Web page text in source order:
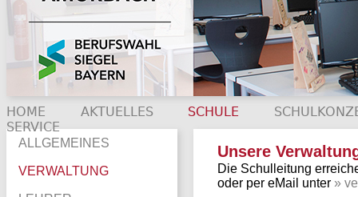
HOME AKTUELLES SCHULE
SERVICE
ALLGEMEINES
VERWALTUNG
Unsere
Die Schulleitung
oder per eMail unter »